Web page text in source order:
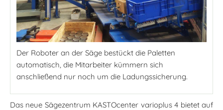
Der Roboter an der Säge bestückt die Paletten
automatisch, die Mitarbeiter kümmern sich
anschließend nur noch um die Ladungssicherung.
Das neue Sägezentrum KASTOcenter varioplus 4 bietet auf